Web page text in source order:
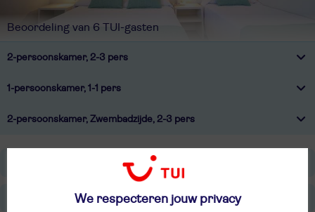
Beoordeling van 6 TUI-gasten
2-persoonskamer, 2-3 pers
1-persoonskamer, 1-1 pers
2-persoonskamer, Zwembadzijde, 2-3 pers
We respecteren jouw privacy